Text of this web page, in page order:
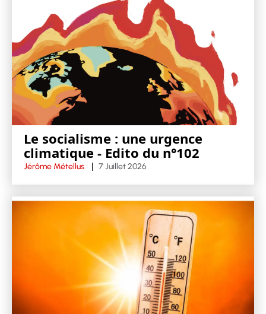
Le socialisme : une urgence
climatique - Edito du n°102
Jérôme Métellus 7 Juillet 2026